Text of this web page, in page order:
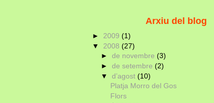
Arxiu del blog
► 2009 (1)
▼ 2008 (27)
►de novembre(3)
►de setembre(2)
▼d’agost(10)
Platja Morro del Gos
Flors